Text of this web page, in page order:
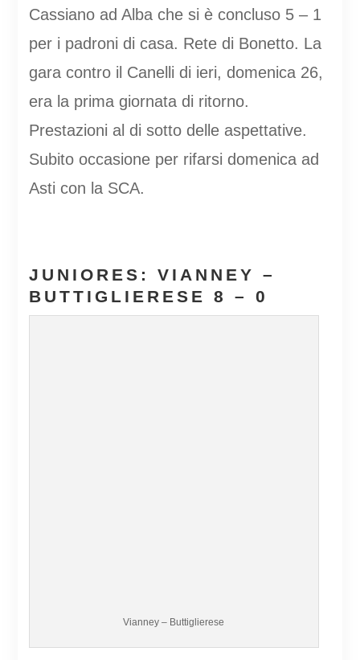
Cassiano ad Alba che si è concluso 5 – 1
per i padroni di casa. Rete di Bonetto. La
gara contro il Canelli di ieri, domenica 26,
era la prima giornata di ritorno.
Prestazioni al di sotto delle aspettative.
Subito occasione per rifarsi domenica ad
Asti con la SCA.
JUNIORES: VIANNEY –
BUTTIGLIERESE 8 – 0
Vianney – Buttiglierese